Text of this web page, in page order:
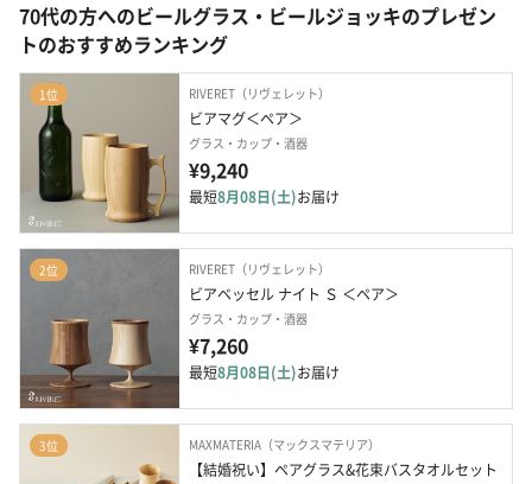
70代の方へのビールグラス・ビールジョッキのプレゼン
トのおすすめランキング
1位 RIVERET（リヴェレット）
ビアマグ＜ペア＞
グラス・カップ・酒器
¥9,240
最短8月08日(土)お届け
2位 RIVERET（リヴェレット）
ビアベッセル ナイト Ｓ ＜ペア＞
グラス・カップ・酒器
¥7,260
最短8月08日(土)お届け
3位 MAXMATERIA（マックスマテリア）
【結婚祝い】ペアグラス&花束バスタオルセット